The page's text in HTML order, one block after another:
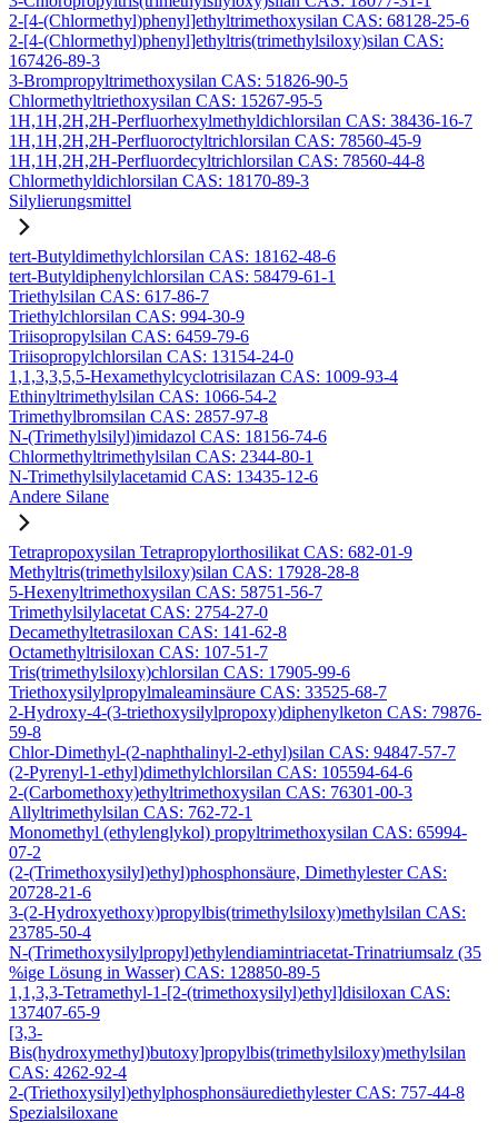
2-[4-(Chlormethyl)phenyl]ethyltrimethoxysilan CAS: 68128-25-6
2-[4-(Chlormethyl)phenyl]ethyltris(trimethylsiloxy)silan CAS:
167426-89-3
3-Brompropyltrimethoxysilan CAS: 51826-90-5
Chlormethyltriethoxysilan CAS: 15267-95-5
1H,1H,2H,2H-Perfluorhexylmethyldichlorsilan CAS: 38436-16-7
1H,1H,2H,2H-Perfluoroctyltrichlorsilan CAS: 78560-45-9
1H,1H,2H,2H-Perfluordecyltrichlorsilan CAS: 78560-44-8
Chlormethyldichlorsilan CAS: 18170-89-3
Silylierungsmittel
tert-Butyldimethylchlorsilan CAS: 18162-48-6
tert-Butyldiphenylchlorsilan CAS: 58479-61-1
Triethylsilan CAS: 617-86-7
Triethylchlorsilan CAS: 994-30-9
Triisopropylsilan CAS: 6459-79-6
Triisopropylchlorsilan CAS: 13154-24-0
1,1,3,3,5,5-Hexamethylcyclotrisilazan CAS: 1009-93-4
Ethinyltrimethylsilan CAS: 1066-54-2
Trimethylbromsilan CAS: 2857-97-8
N-(Trimethylsilyl)imidazol CAS: 18156-74-6
Chlormethyltrimethylsilan CAS: 2344-80-1
N-Trimethylsilylacetamid CAS: 13435-12-6
Andere Silane
Tetrapropoxysilan Tetrapropylorthosilikat CAS: 682-01-9
Methyltris(trimethylsiloxy)silan CAS: 17928-28-8
5-Hexenyltrimethoxysilan CAS: 58751-56-7
Trimethylsilylacetat CAS: 2754-27-0
Decamethyltetrasiloxan CAS: 141-62-8
Octamethyltrisiloxan CAS: 107-51-7
Tris(trimethylsiloxy)chlorsilan CAS: 17905-99-6
Triethoxysilylpropylmaleaminsäure CAS: 33525-68-7
2-Hydroxy-4-(3-triethoxysilylpropoxy)diphenylketon CAS: 79876-
59-8
Chlor-Dimethyl-(2-naphthalinyl-2-ethyl)silan CAS: 94847-57-7
(2-Pyrenyl-1-ethyl)dimethylchlorsilan CAS: 105594-64-6
2-(Carbomethoxy)ethyltrimethoxysilan CAS: 76301-00-3
Allyltrimethylsilan CAS: 762-72-1
Monomethyl (ethylenglykol) propyltrimethoxysilan CAS: 65994-
07-2
(2-(Trimethoxysilyl)ethyl)phosphonsäure, Dimethylester CAS:
20728-21-6
3-(2-Hydroxyethoxy)propylbis(trimethylsiloxy)methylsilan CAS:
23785-50-4
N-(Trimethoxysilylpropyl)ethylendiamintriacetat-Trinatriumsalz (35
%ige Lösung in Wasser) CAS: 128850-89-5
1,1,3,3-Tetramethyl-1-[2-(trimethoxysilyl)ethyl]disiloxan CAS:
137407-65-9
[3,3-
Bis(hydroxymethyl)butoxy]propylbis(trimethylsiloxy)methylsilan
CAS: 4262-92-4
2-(Triethoxysilyl)ethylphosphonsäurediethylester CAS: 757-44-8
Spezialsiloxane